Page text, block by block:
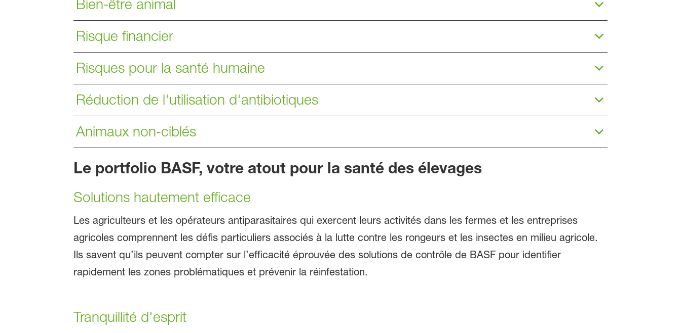
Bien-être animal
Risque financier
Risques pour la santé humaine
Réduction de l'utilisation d'antibiotiques
Animaux non-ciblés
Le portfolio BASF, votre atout pour la santé des élevages
Solutions hautement efficace
Les agriculteurs et les opérateurs antiparasitaires qui exercent leurs activités dans les fermes et les entreprises
agricoles comprennent les défis particuliers associés à la lutte contre les rongeurs et les insectes en milieu agricole.
Ils savent qu’ils peuvent compter sur l’efficacité éprouvée des solutions de contrôle de BASF pour identifier
rapidement les zones problématiques et prévenir la réinfestation.
Tranquillité d'esprit